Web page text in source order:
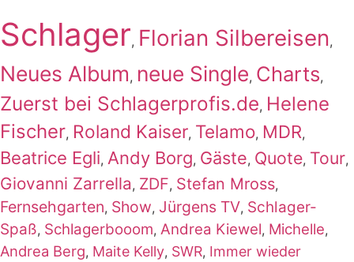
Schlager, Florian Silbereisen,
Neues Album, neue Single, Charts,
Zuerst bei Schlagerprofis.de, Helene
Fischer, Roland Kaiser, Telamo, MDR,
Beatrice Egli, Andy Borg, Gäste, Quote, Tour,
Giovanni Zarrella, ZDF, Stefan Mross,
Fernsehgarten, Show, Jürgens TV, Schlager-
Spaß, Schlagerbooom, Andrea Kiewel, Michelle,
Andrea Berg, Maite Kelly, SWR, Immer wieder